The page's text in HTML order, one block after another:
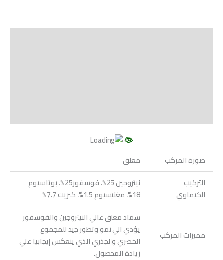
صورة المركب
معلق
التركيب
الكيماوي
نيتروجين 25%، فوسفور25%، بوتاسيوم
18%، مغنيسيوم 1.5%، كبريت 7.7%
مميزات المركب
سماد معلق عالي النيتروجين والفوسفور
يؤدي الي نمو وتطور جيد للمجموع
الخضري والجذري الذي ينعكس إيجابيا علي
زيادة المحصول.